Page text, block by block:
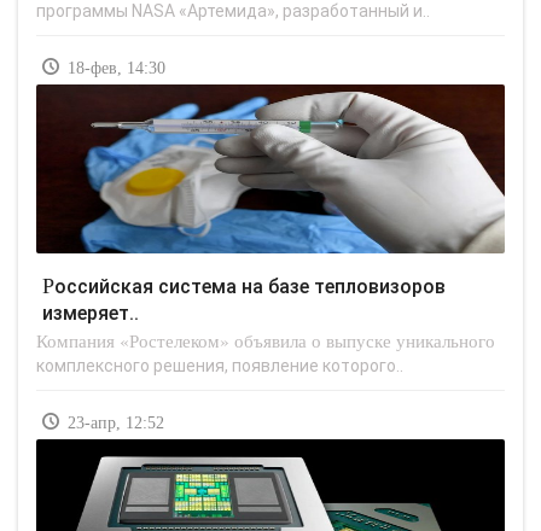
программы NASA «Артемида», разработанный и..
18-фев, 14:30
Российская система на базе тепловизоров
измеряет..
Компания «Ростелеком» объявила о выпуске уникального
комплексного решения, появление которого..
23-апр, 12:52